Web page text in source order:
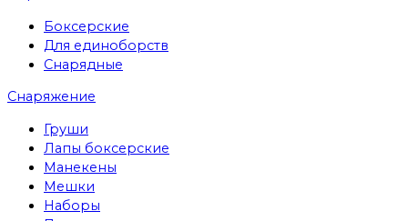
Боксерские
Для единоборств
Снарядные
Снаряжение
Груши
Лапы боксерские
Манекены
Мешки
Наборы